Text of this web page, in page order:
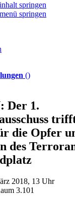
springen
springen
()
Der 1.
die Opfer
des
2018, 13 Uhr
3.101